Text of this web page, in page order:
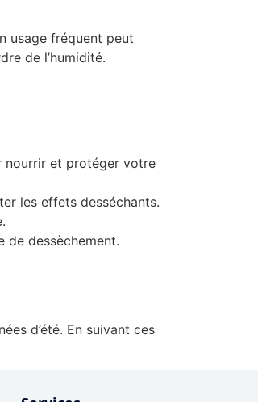
usage fréquent peut
de l’humidité.
nourrir et protéger votre
les effets desséchants.
de dessèchement.
d’été. En suivant ces